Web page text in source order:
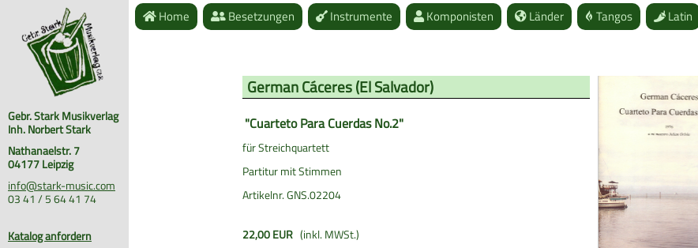
Gebr. Stark Musikverlag
Inh. Norbert Stark
Nathanaelstr. 7
04177 Leipzig
info@stark-music.com
03 41 / 5 64 41 74
Katalog anfordern
Home Besetzungen Instrumente Komponisten Länder Tangos Latin
German Cáceres(El Salvador)
"Cuarteto Para Cuerdas No.2"
für Streichquartett
Partitur mit Stimmen
Artikelnr. GNS.02204
22,00 EUR (inkl. MWSt.)